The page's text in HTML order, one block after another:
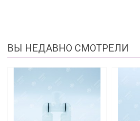
ВЫ НЕДАВНО СМОТРЕЛИ